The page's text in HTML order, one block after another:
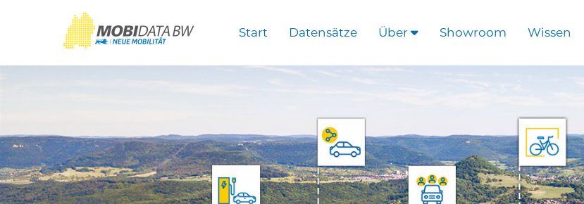
Start Datensätze Über Showroom Wissen